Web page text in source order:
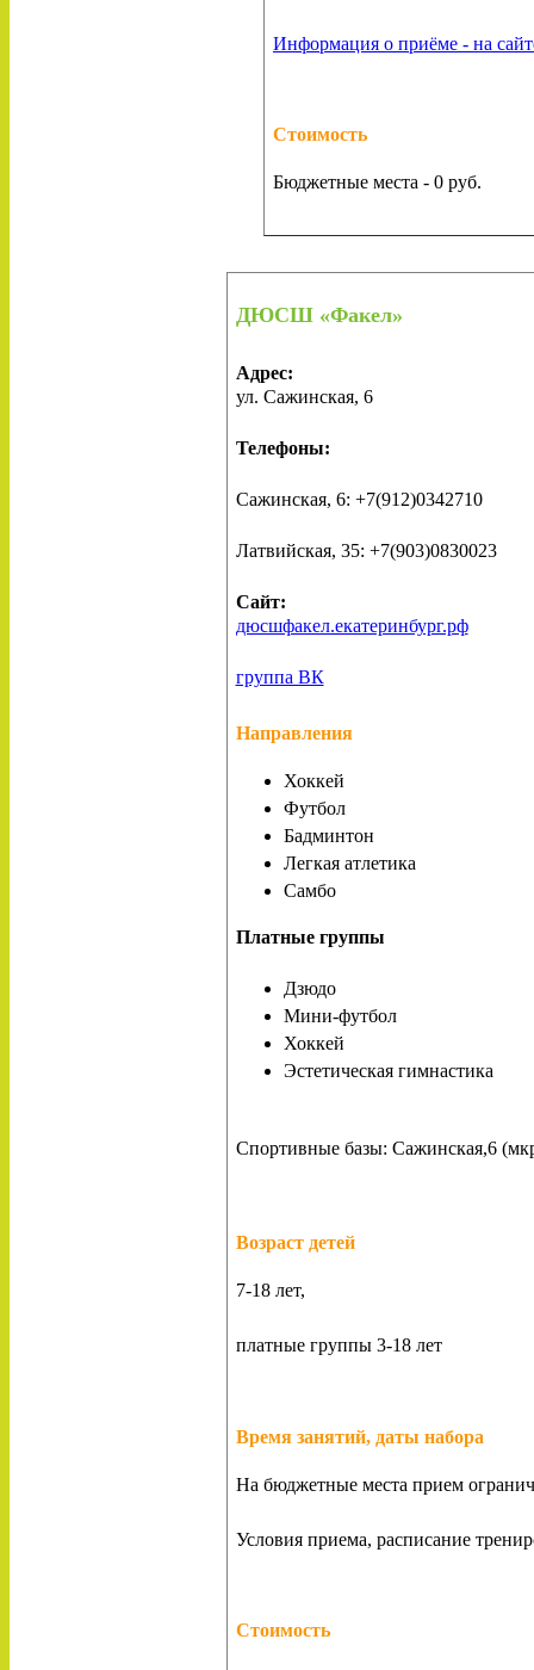
Информация о приёме - на
Стоимость
Бюджетные места - 0 руб.
ДЮСШ «Факел»
Адрес:
ул. Сажинская, 6
Телефоны:
Сажинская, 6: +7(912)0342710
Латвийская, 35: +7(903)0830023
Сайт:
дюсшфакел.екатеринбург.рф
группа ВК
Направления
Хоккей
Футбол
Бадминтон
Легкая атлетика
Самбо
Платные группы
Дзюдо
Мини-футбол
Хоккей
Эстетическая гимнастика
Спортивные базы: Сажинская,6
Возраст детей
7-18 лет,
платные группы 3-18 лет
Время занятий, даты набора
На бюджетные места прием
Условия приема, расписание
Стоимость